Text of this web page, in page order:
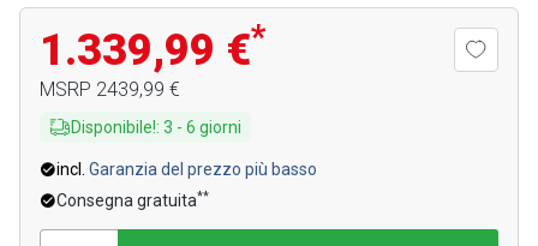
1.339,99 €*
MSRP 2439,99 €
Disponibile!: 3 - 6 giorni
incl. Garanzia del prezzo più basso
Consegna gratuita**